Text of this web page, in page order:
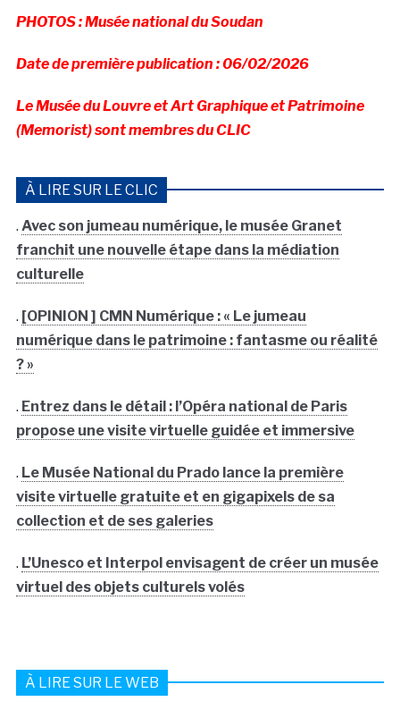
PHOTOS : Musée national du Soudan
Date de première publication : 06/02/2026
Le Musée du Louvre et Art Graphique et Patrimoine
(Memorist) sont membres du CLIC
À LIRE SUR LE CLIC
. Avec son jumeau numérique, le musée Granet
franchit une nouvelle étape dans la médiation
culturelle
. [OPINION ] CMN Numérique : « Le jumeau
numérique dans le patrimoine : fantasme ou réalité
? »
. Entrez dans le détail : l’Opéra national de Paris
propose une visite virtuelle guidée et immersive
. Le Musée National du Prado lance la première
visite virtuelle gratuite et en gigapixels de sa
collection et de ses galeries
. L’Unesco et Interpol envisagent de créer un musée
virtuel des objets culturels volés
À LIRE SUR LE WEB